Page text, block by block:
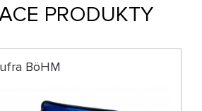
PRODUKTY
BöHM